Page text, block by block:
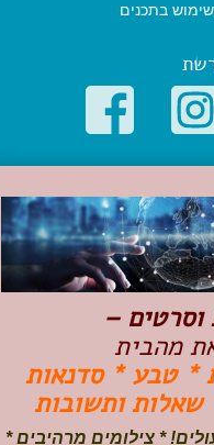
בתכנים
בישראל
קרוזים
וסרטים –
מהבית
* טבע * סדנאות
שאלות ותשובות
* צילומים מרהיבים *